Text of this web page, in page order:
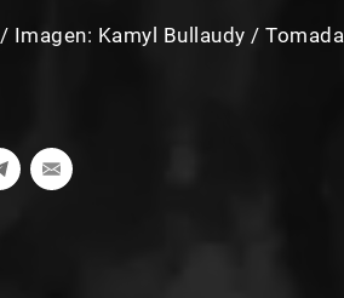
/ Imagen: Kamyl Bullaudy / Tomada